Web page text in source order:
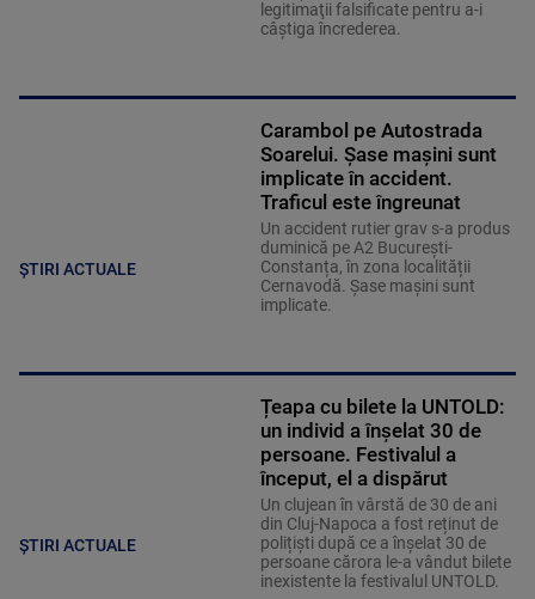
legitimaţii falsificate pentru a-i
câştiga încrederea.
ȘTIRI ACTUALE
Carambol pe Autostrada
Soarelui. Șase mașini sunt
implicate în accident.
Traficul este îngreunat
Un accident rutier grav s-a produs
duminică pe A2 București-
Constanța, în zona localității
Cernavodă. Șase mașini sunt
implicate.
ȘTIRI ACTUALE
Țeapa cu bilete la UNTOLD:
un individ a înșelat 30 de
persoane. Festivalul a
început, el a dispărut
Un clujean în vârstă de 30 de ani
din Cluj-Napoca a fost reținut de
polițiști după ce a înșelat 30 de
persoane cărora le-a vândut bilete
inexistente la festivalul UNTOLD.